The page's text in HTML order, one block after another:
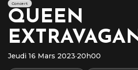
Concert
QUEEN
Jeudi 16 Mars 2023·20h00